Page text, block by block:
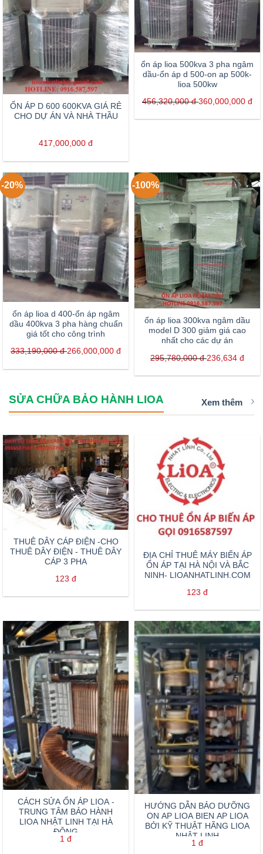
ỔN ÁP D 600 600KVA GIÁ RẺ
CHO DỰ ÁN VÀ NHÀ THẦU
417,000,000 đ
ổn áp lioa 500kva 3 pha ngâm
dầu-ổn áp d 500-on ap 500k-
lioa 500kw
456,320,000đ 360,000,000 đ
-20%
ổn áp lioa d 400-ổn áp ngâm
dầu 400kva 3 pha hàng chuẩn
giá tốt cho công trình
333,190,000đ 266,000,000 đ
-100%
ổn áp lioa 300kva ngâm dầu
model D 300 giảm giá cao
nhất cho các dự án
295,780,000đ 236,634 đ
SỬA CHỮA BẢO HÀNH LIOA Xem thêm
THUÊ DÂY CÁP ĐIỆN -CHO
THUÊ DÂY ĐIỆN - THUÊ DÂY
CÁP 3 PHA
123 đ
ĐỊA CHỈ THUÊ MÁY BIẾN ÁP
ỔN ÁP TẠI HÀ NỘI VÀ BẮC
NINH- LIOANHATLINH.COM
123 đ
CÁCH SỬA ỔN ÁP LIOA -
TRUNG TÂM BẢO HÀNH
LIOA NHẬT LINH TẠI HÀ
ĐÔNG
1 đ
HƯỚNG DẪN BẢO DƯỠNG
ON AP LIOA BIEN AP LIOA
BỞI KỸ THUẬT HÃNG LIOA
NHẬT LINH
1 đ